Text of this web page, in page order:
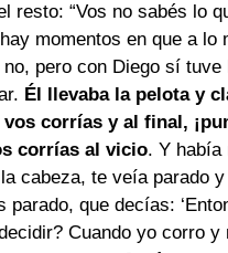
resto: “Vos no sabés lo
momentos en que a lo
pero con Diego sí tuve
Él llevaba la pelota y
vos corrías y al final,
corrías al vicio. Y había
cabeza, te veía parado
parado, que decías:
Cuando yo corro y